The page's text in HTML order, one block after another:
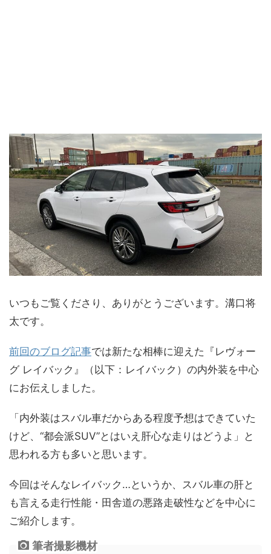
いつもご覧くださり、ありがとうございます。溝口将
太です。
前回のブログ記事では新たな相棒に迎えた『レヴォー
グ レイバック』（以下：レイバック）の内外装を中心
にお伝えしました。
「内外装はスバル車だからある程度予想はできていた
けど、“都会派SUV”とはいえ肝心な走りはどうよ」と
思われる方も多いと思います。
今回はそんなレイバック…というか、スバル車の肝と
も言える走行性能・田舎道の悪路走破性などを中心に
ご紹介します。
筆者撮影機材